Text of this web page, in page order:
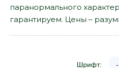
паранормального
гарантируем. Цены –
Шрифт: -